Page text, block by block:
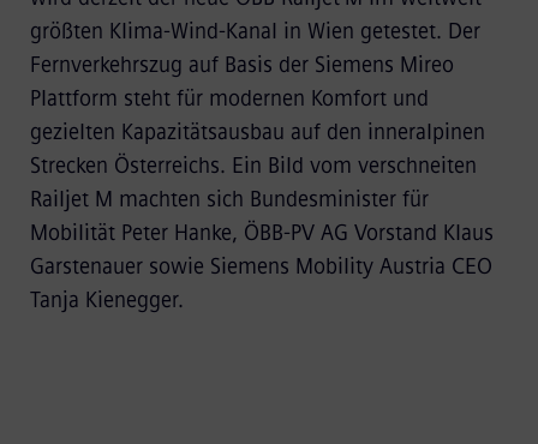
größten Klima‑Wind‑Kanal in Wien getestet. Der
Fernverkehrszug auf Basis der Siemens Mireo
Plattform steht für modernen Komfort und
gezielten Kapazitätsausbau auf den inneralpinen
Strecken Österreichs. Ein Bild vom verschneiten
Railjet M machten sich Bundesminister für
Mobilität Peter Hanke, ÖBB-PV AG Vorstand Klaus
Garstenauer sowie Siemens Mobility Austria CEO
Tanja Kienegger.